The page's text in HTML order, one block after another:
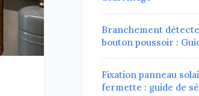
Branchement
bouton poussoir :
Fixation panneau
fermette : guide de